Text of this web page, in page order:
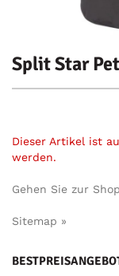
Split Star
Dieser Artikel ist
werden.
Gehen Sie zur
Sitemap »